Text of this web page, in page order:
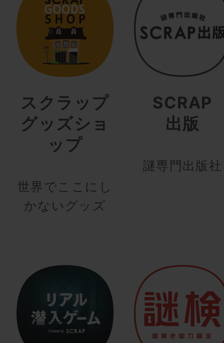
スクラップ
グッズショ
ップ
世界でここにし
かないグッズ
SCRAP
出版
謎専門出版社